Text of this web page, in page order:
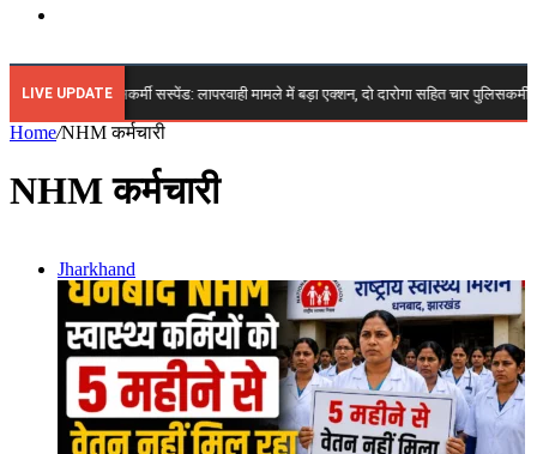
for
LIVE UPDATE
झारखंड चार पुलिसकर्मी सस्पेंड: लापरवाही मामले में बड़ा एक्शन, दो दारोगा सहित चार पुलिसकर्मी
Home/NHM कर्मचारी
NHM कर्मचारी
Jharkhand